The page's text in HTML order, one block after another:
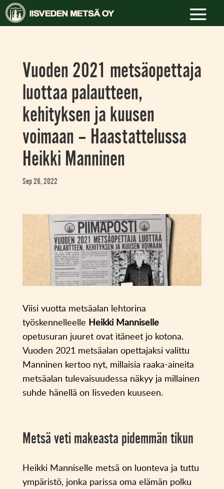
Vuoden 2021 metsäopettaja
luottaa palautteen,
kehityksen ja kuusen
voimaan – Haastattelussa
Heikki Manninen
Sep 26, 2022
Viisi vuotta metsäalan lehtorina
työskennelleelle Heikki Manniselle
opetusuran juuret ovat itäneet jo kotona.
Vuoden 2021 metsäalan opettajaksi valittu
Manninen kertoo nyt, millaisia raaka-aineita
metsäalan tulevaisuudessa näkyy ja millainen
suhde hänellä on Iisveden kuuseen.
Metsä veti makeasta pidemmän tikun
Heikki Manniselle metsä on luonteva ja tuttu
ympäristö, jonka parissa oma elämän polku